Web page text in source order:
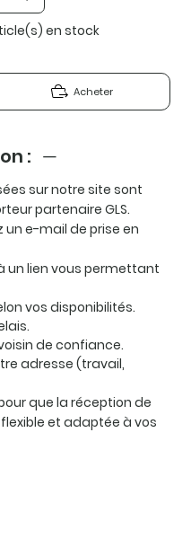
en stock
Acheter
:
sur notre site sont
partenaireGLS.
un e-mail de prise en
un lien vous permettant
vos disponibilités.
de confiance.
adresse (travail,
que la réception de
et adaptée à vos